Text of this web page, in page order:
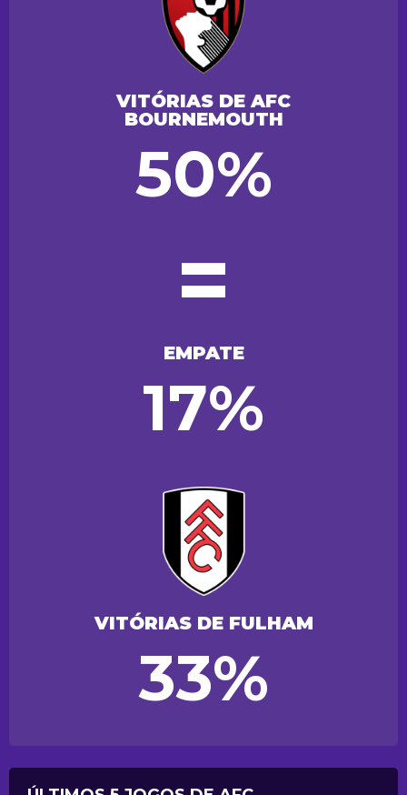
VITÓRIAS DE AFC
BOURNEMOUTH
50%
=
EMPATE
17%
VITÓRIAS DE FULHAM
33%